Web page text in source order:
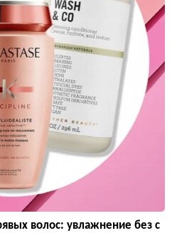
волос: увлажнение без с